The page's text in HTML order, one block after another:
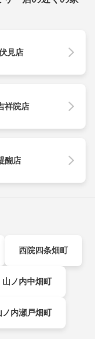
見店
祥院店
醐店
西院四条畑町
山ノ内中畑町
ノ内瀬戸畑町